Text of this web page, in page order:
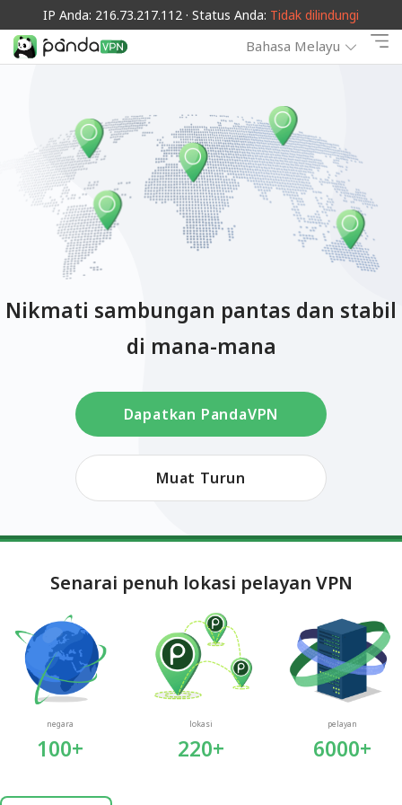
IP Anda: 216.73.217.112 · Status Anda: Tidak dilindungi
Bahasa Melayu
Nikmati sambungan pantas dan stabil
di mana-mana
Dapatkan PandaVPN
Muat Turun
Senarai penuh lokasi pelayan VPN
negara
100+
lokasi
220+
pelayan
6000+